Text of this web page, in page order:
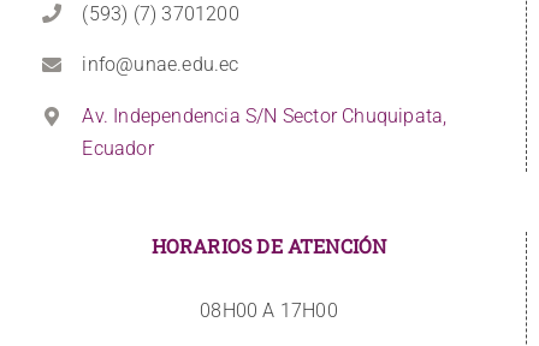
(593) (7) 3701200
info@unae.edu.ec
Av. Independencia S/N Sector Chuquipata,
Ecuador
HORARIOS DE ATENCIÓN
08H00 A 17H00